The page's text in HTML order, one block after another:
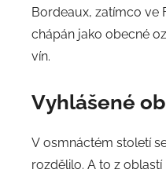
Bordeaux, zatímco ve
chápán jako obecné
vín.
Vyhlášené
V osmnáctém století
rozdělilo. A to z oblastí